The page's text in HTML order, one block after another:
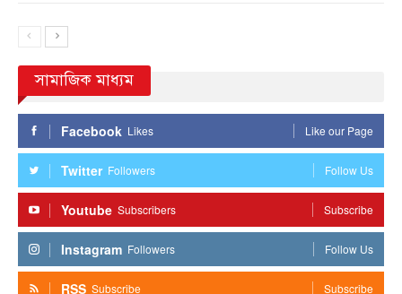
সামাজিক মাধ্যম
Facebook Likes Like our Page
Twitter Followers Follow Us
Youtube Subscribers Subscribe
Instagram Followers Follow Us
RSS Subscribe Subscribe